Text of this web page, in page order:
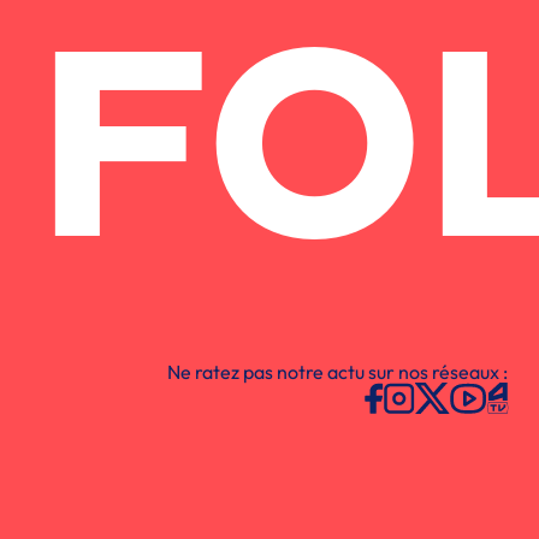
Ne ratez pas notre actu sur nos réseaux :